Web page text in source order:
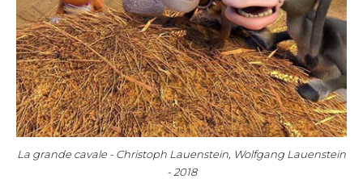
La grande cavale - Christoph Lauenstein, Wolfgang Lauenstein
- 2018